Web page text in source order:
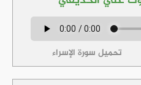
تحميل سورة الإسراء